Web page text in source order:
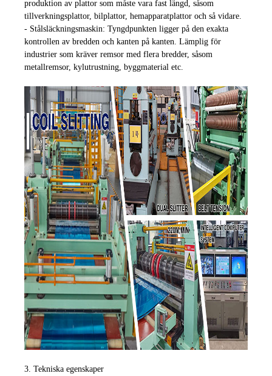
produktion av plattor som måste vara fast längd, såsom
tillverkningsplattor, bilplattor, hemapparatplattor och så vidare.
- Stålsläckningsmaskin: Tyngdpunkten ligger på den exakta
kontrollen av bredden och kanten på kanten. Lämplig för
industrier som kräver remsor med flera bredder, såsom
metallremsor, kylutrustning, byggmaterial etc.
3. Tekniska egenskaper